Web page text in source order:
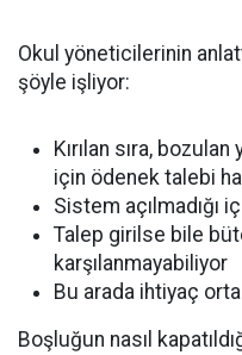
Okul yöneticilerinin
şöyle işliyor:
Kırılan sıra,
için ödenek talebi
Sistem açılmadığı
Talep girilse bile
karşılanmayabiliyor
Bu arada ihtiyaç
Boşluğun nasıl